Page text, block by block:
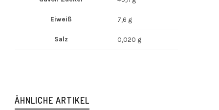
Eiweiß 7,6 g
Salz 0,020 g
ÄHNLICHE ARTIKEL